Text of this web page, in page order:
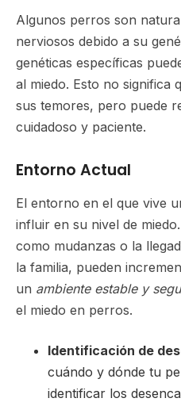
Algunos perros son
nerviosos debido a su
genéticas específicas
al miedo. Esto no significa
sus temores, pero puede
cuidadoso y paciente.
Entorno Actual
El entorno en el que vive
influir en su nivel de
como mudanzas o la
la familia, pueden
un ambiente estable y
el miedo en perros.
Identificación de
cuándo y dónde tu
identificar los